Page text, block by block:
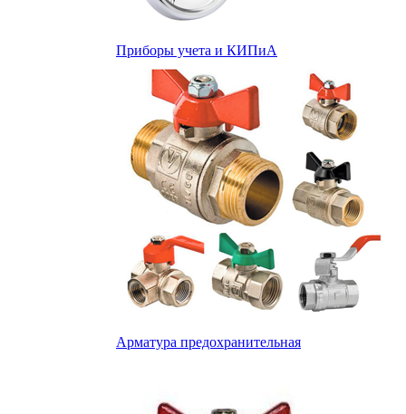
Приборы учета и КИПиА
Арматура предохранительная